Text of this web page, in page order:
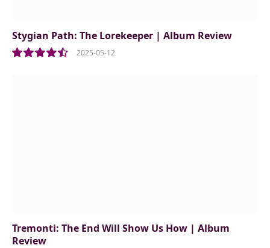
Stygian Path: The Lorekeeper | Album Review
2025-05-12
Tremonti: The End Will Show Us How | Album
Review